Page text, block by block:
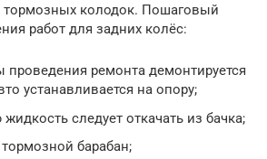
тормозных колодок. Пошаговый
работ для задних колёс:
проведения ремонта демонтируется
устанавливается на опору;
следует откачать из бачка;
барабан;